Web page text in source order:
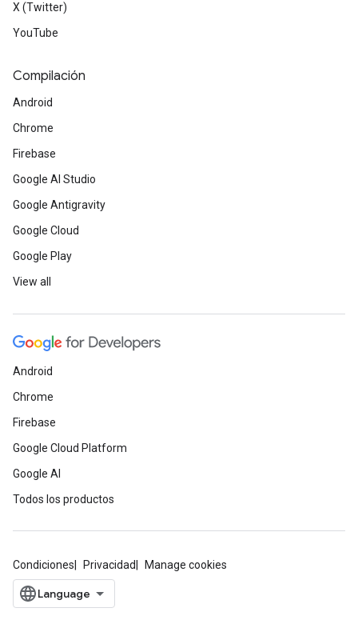
X (Twitter)
YouTube
Compilación
Android
Chrome
Firebase
Google AI Studio
Google Antigravity
Google Cloud
Google Play
View all
Android
Chrome
Firebase
Google Cloud Platform
Google AI
Todos los productos
Condiciones Privacidad Manage cookies